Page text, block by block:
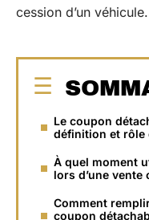
cession d’un véhicule.
Le coupon
définition et rôle
À quel moment
lors d’une vente
Comment
coupon